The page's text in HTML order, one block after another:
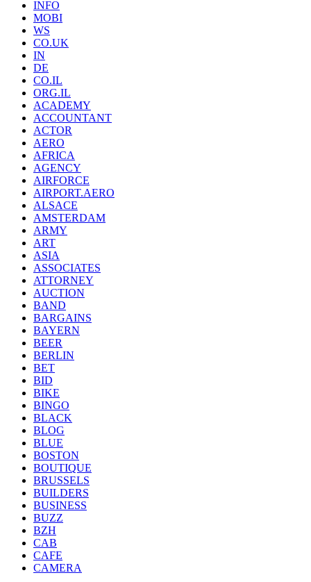
INFO
MOBI
WS
CO.UK
IN
DE
CO.IL
ORG.IL
ACADEMY
ACCOUNTANT
ACTOR
AERO
AFRICA
AGENCY
AIRFORCE
AIRPORT.AERO
ALSACE
AMSTERDAM
ARMY
ART
ASIA
ASSOCIATES
ATTORNEY
AUCTION
BAND
BARGAINS
BAYERN
BEER
BERLIN
BET
BID
BIKE
BINGO
BLACK
BLOG
BLUE
BOSTON
BOUTIQUE
BRUSSELS
BUILDERS
BUSINESS
BUZZ
BZH
CAB
CAFE
CAMERA